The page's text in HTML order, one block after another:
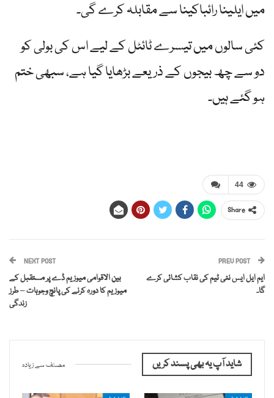
میں ایلینا رائباکینا سے مقابلہ کرے گی۔
کئی سالوں میں تیسرے ٹائٹل کے لیے اس کی بولی کو
دو سے چھ بیجوں کے ذریعے بڑھایا گیا ہے، سبھی ختم
ہو گئے ہیں۔
44
Share
PREV POST
ایم ایل ایس نئی ٹیم کی نقاب کشائی کرے
گا۔
NEXT POST
بین الاقوامی میوزیم ڈے پر مستقبل کے
میوزیم کا دورہ کرنے کی پانچ وجوہات – طرز
زندگی
شاید آپ یہ بھی پسند کریں مصنف سے زیادہ